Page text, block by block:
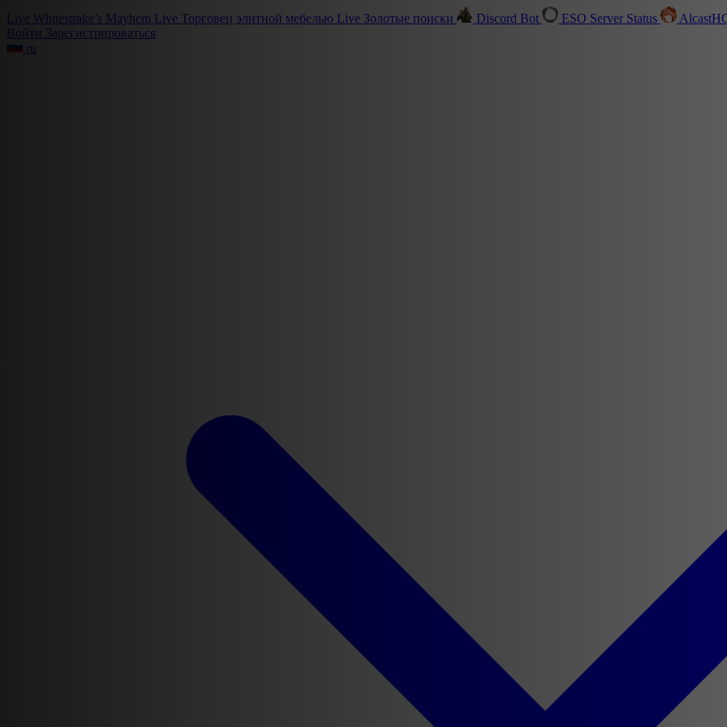
Live Whitestrake’s Mayhem Live Торговец элитной мебелью Live Золотые поиски Discord Bot ESO Server Status
Войти Зарегистрироваться
ru